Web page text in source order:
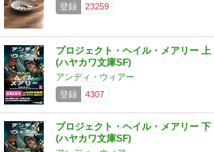
登録
23259
プロジェクト・ヘイル・メアリー 上
(ハヤカワ文庫SF)
アンディ・ウィアー
登録
4307
プロジェクト・ヘイル・メアリー 下
(ハヤカワ文庫SF)